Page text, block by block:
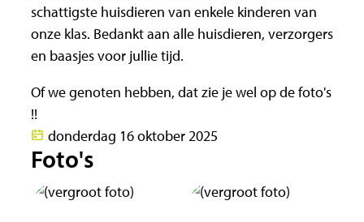
schattigste huisdieren van enkele kinderen van
onze klas. Bedankt aan alle huisdieren, verzorgers
en baasjes voor jullie tijd.
Of we genoten hebben, dat zie je wel op de foto's
!!
donderdag 16 oktober 2025
Foto's